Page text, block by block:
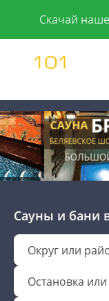
Скачай
Сауны и бани
Округ или
Остановка